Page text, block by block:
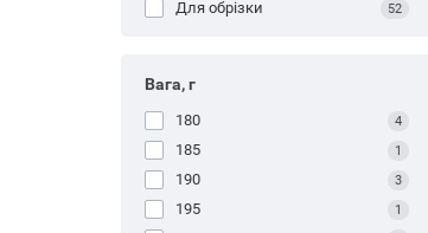
Для обрізки 52
Вага, г
180 4
185 1
190 3
195 1